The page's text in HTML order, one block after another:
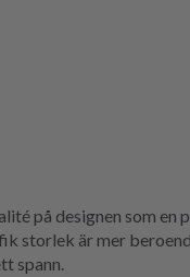
på designen som en
storlek är mer
spann.